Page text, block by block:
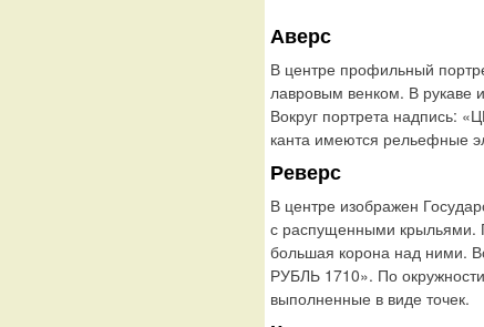
Аверс
В центре профильный
лавровым венком. В рукаве
Вокруг портрета надпись:
канта имеются рельефные
Реверс
В центре изображен
с распущенными крыльями.
большая корона над ними.
РУБЛЬ 1710». По
выполненные в виде точек.